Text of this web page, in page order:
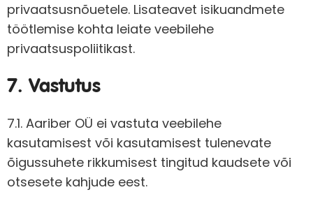
privaatsusnõuetele. Lisateavet isikuandmete
töötlemise kohta leiate veebilehe
privaatsuspoliitikast.
7. Vastutus
7.1. Aariber OÜ ei vastuta veebilehe
kasutamisest või kasutamisest tulenevate
õigussuhete rikkumisest tingitud kaudsete või
otsesete kahjude eest.